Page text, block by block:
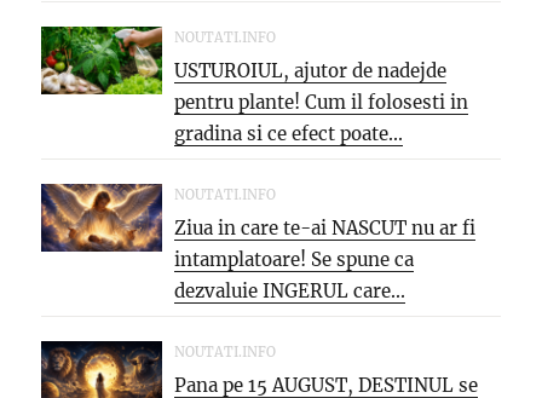
NOUTATI.INFO
USTUROIUL, ajutor de nadejde
pentru plante! Cum il folosesti in
gradina si ce efect poate...
NOUTATI.INFO
Ziua in care te-ai NASCUT nu ar fi
intamplatoare! Se spune ca
dezvaluie INGERUL care...
NOUTATI.INFO
Pana pe 15 AUGUST, DESTINUL se